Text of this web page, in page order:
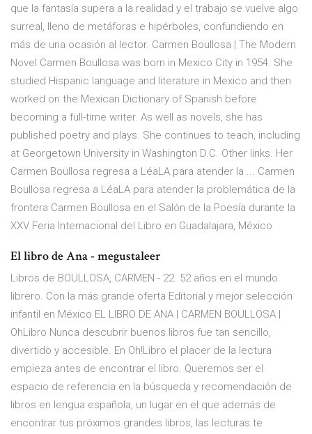
que la fantasía supera a la realidad y el trabajo se vuelve algo
surreal, lleno de metáforas e hipérboles, confundiendo en
más de una ocasión al lector. Carmen Boullosa | The Modern
Novel Carmen Boullosa was born in Mexico City in 1954. She
studied Hispanic language and literature in Mexico and then
worked on the Mexican Dictionary of Spanish before
becoming a full-time writer. As well as novels, she has
published poetry and plays. She continues to teach, including
at Georgetown University in Washington D.C. Other links. Her
Carmen Boullosa regresa a LéaLA para atender la ... Carmen
Boullosa regresa a LéaLA para atender la problemática de la
frontera Carmen Boullosa en el Salón de la Poesía durante la
XXV Feria Internacional del Libro en Guadalajara, México
El libro de Ana - megustaleer
Libros de BOULLOSA, CARMEN - 22. 52 años en el mundo
librero. Con la más grande oferta Editorial y mejor selección
infantil en México EL LIBRO DE ANA | CARMEN BOULLOSA |
OhLibro Nunca descubrir buenos libros fue tan sencillo,
divertido y accesible. En Oh!Libro el placer de la lectura
empieza antes de encontrar el libro. Queremos ser el
espacio de referencia en la búsqueda y recomendación de
libros en lengua española, un lugar en el que además de
encontrar tus próximos grandes libros, las lecturas te